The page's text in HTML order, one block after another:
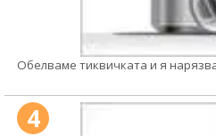
Обелваме тиквичката и я
4